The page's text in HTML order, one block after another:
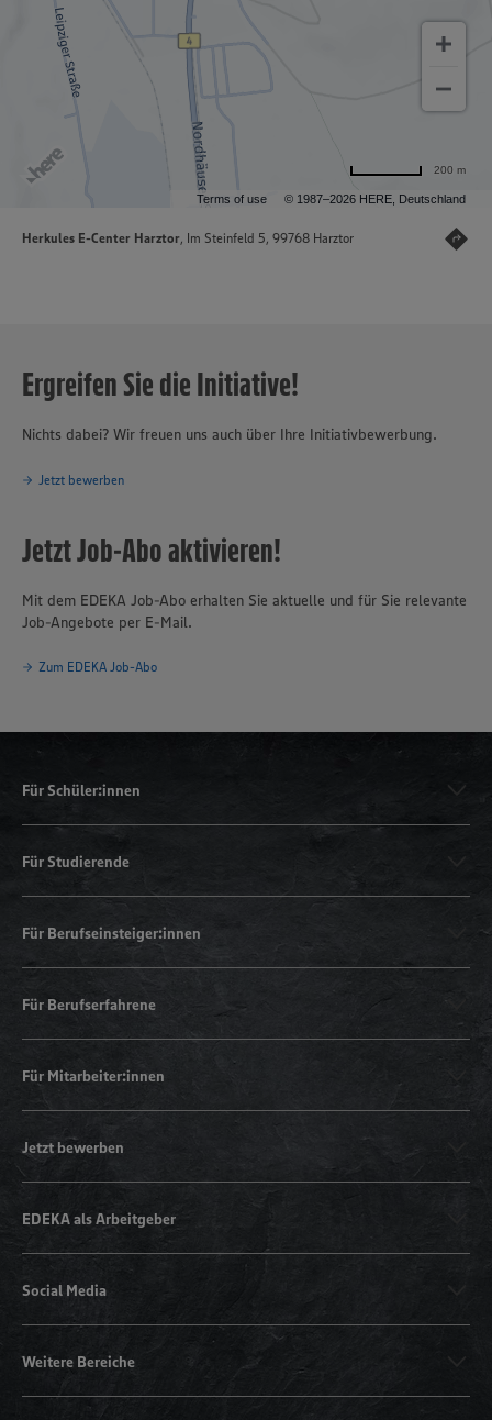
Terms of use © 1987–2026 HERE, Deutschland
200 m
Herkules E-Center Harztor, Im Steinfeld 5, 99768 Harztor
Ergreifen Sie die Initiative!
Nichts dabei? Wir freuen uns auch über Ihre Initiativbewerbung.
Jetzt bewerben
Jetzt Job-Abo aktivieren!
Mit dem EDEKA Job-Abo erhalten Sie aktuelle und für Sie relevante
Job-Angebote per E-Mail.
Zum EDEKA Job-Abo
Für Schüler:innen
Für Studierende
Für Berufseinsteiger:innen
Für Berufserfahrene
Für Mitarbeiter:innen
Jetzt bewerben
EDEKA als Arbeitgeber
Social Media
Weitere Bereiche